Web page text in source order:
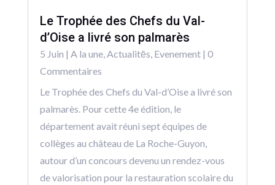
Le Trophée des Chefs du Val-
d’Oise a livré son palmarès
5 Juin | A la une,Actualitēs, Evenement| 0
Commentaires
Le Trophée des Chefs du Val-d’Oise a livré son
palmarès. Pour cette 4e édition, le
département avait réuni sept équipes de
collèges au château de La Roche-Guyon,
autour d’un concours devenu un rendez-vous
de valorisation pour la restauration scolaire du